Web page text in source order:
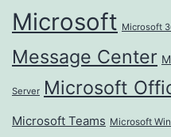
Microsoft Microsoft
Message Center
Server Microsoft
Microsoft Teams Microsoft